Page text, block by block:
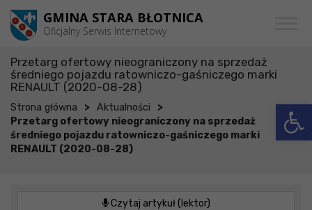
Przejdź do menu
Przejdź do głównej treści strony
Przejdź do stopki strony GMINA STARA BŁOTNICA
Oficjalny Serwis Internetowy
Przetarg ofertowy nieograniczony na sprzedaż
średniego pojazdu ratowniczo-gaśniczego marki
RENAULT (2020-08-28)
Strona główna > Aktualności >
Przetarg ofertowy nieograniczony na sprzedaż
średniego pojazdu ratowniczo-gaśniczego marki
RENAULT (2020-08-28)
Czytaj artykuł (lektor)